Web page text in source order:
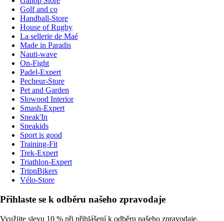
Golf and co
Handball-Store
House of Rugby
La sellerie de Maé
Made in Paradis
Nauti-wave
On-Fight
Padel-Expert
Pecheur-Store
Pet and Garden
Slowood Interior
Smash-Expert
Sneak'In
Sneakids
Sport is good
Training-Fit
Trek-Expert
Triathlon-Expert
TripnBikers
Vélo-Store
Přihlaste se k odběru našeho zpravodaje
Využijte slevu 10 % při přihlášení k odběru našeho zpravodaje.